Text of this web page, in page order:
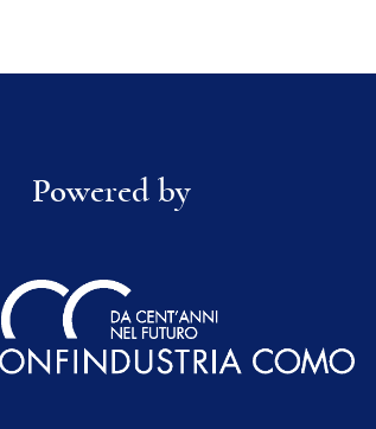
Powered by